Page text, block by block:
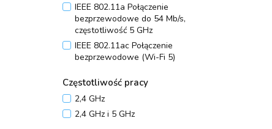
IEEE 802.11a Połączenie
bezprzewodowe do 54 Mb/s,
częstotliwość 5 GHz
IEEE 802.11ac Połączenie
bezprzewodowe (Wi-Fi 5)
bezprzewodowe (Wi-Fi 6)
IEEE 802.11b Połączenie
bezprzewodowe do 11 Mb/s,
Częstotliwość pracy
2,4 GHz
2,4 GHz i 5 GHz